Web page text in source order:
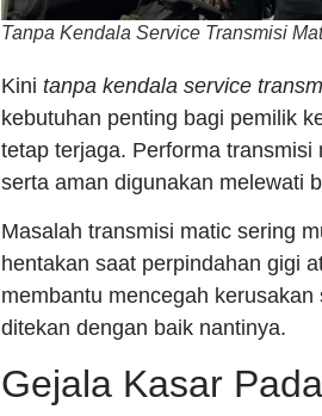
Tanpa Kendala Service Transmisi
Kini tanpa kendala service
kebutuhan penting bagi pemilik
tetap terjaga. Performa
serta aman digunakan melewati
Masalah transmisi matic sering
hentakan saat perpindahan gigi
membantu mencegah
ditekan dengan baik nantinya.
Gejala Kasar